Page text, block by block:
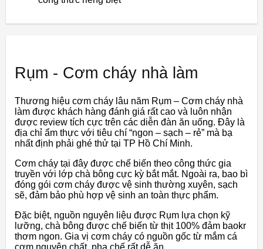
Rụm - Cơm cháy nhà làm
Thương hiệu cơm cháy lâu năm Rụm – Cơm cháy nhà
làm được khách hàng đánh giá rất cao và luôn nhận
được review tích cực trên các diễn đàn ăn uống. Đây là
địa chỉ ẩm thực với tiêu chí “ngon – sạch – rẻ” mà bạ
nhất định phải ghé thử tại TP Hồ Chí Minh.
Cơm cháy tại đây được chế biến theo công thức gia
truyền với lớp chà bông cực kỳ bắt mắt. Ngoài ra, bao bì
đóng gói cơm cháy được vệ sinh thường xuyên, sạch
sẽ, đảm bảo phù hợp vệ sinh an toàn thực phẩm.
Đặc biệt, nguồn nguyên liệu được Rụm lựa chọn kỹ
lưỡng, chà bông được chế biến từ thịt 100% đảm baokr
thơm ngon. Gia vị cơm cháy có nguồn gốc từ mắm cá
cơm nguyên chất, pha chế rất dễ ăn.